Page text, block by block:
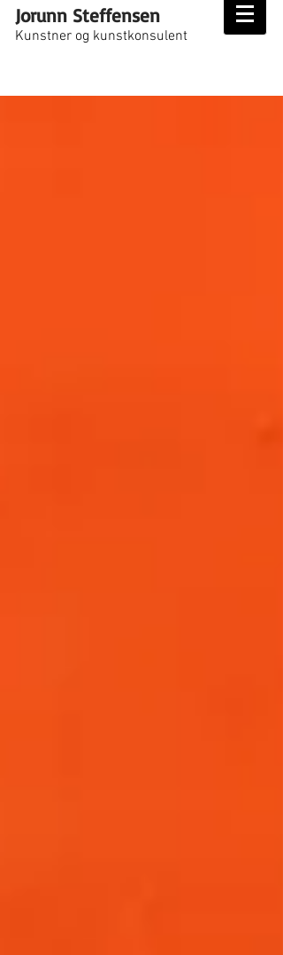
Jorunn Steffensen
Kunstner og kunstkonsulent